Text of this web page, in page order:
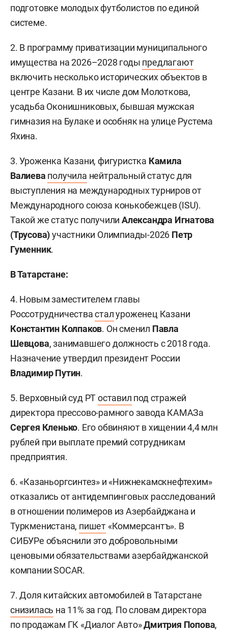
подготовке молодых футболистов по единой
системе.
2. В программу приватизации муниципального
имущества на 2026–2028 годы предлагают
включить несколько исторических объектов в
центре Казани. В их числе дом Молоткова,
усадьба Оконишниковых, бывшая мужская
гимназия на Булаке и особняк на улице Рустема
Яхина.
3. Уроженка Казани, фигуристка Камила
Валиева получила нейтральный статус для
выступления на международных турниров от
Международного союза конькобежцев (ISU).
Такой же статус получилиАлександра Игнатова
(Трусова)участники Олимпиады-2026 Петр
Гуменник.
В Татарстане:
4. Новым заместителем главы
Россотрудничествасталуроженец Казани
Константин Колпаков. Он сменил Павла
Шевцова, занимавшего должность с 2018 года.
Назначение утвердил президент России
Владимир Путин.
5. Верховный суд РТоставил под стражей
директора прессово-рамного завода КАМАЗа
Сергея Кленько. Его обвиняют в хищении 4,4 млн
рублей при выплате премий сотрудникам
предприятия.
6. «Казаньоргсинтез» и «Нижнекамскнефтехим»
отказались от антидемпинговых расследований
в отношении полимеров из Азербайджана и
Туркменистана, пишет «Коммерсантъ». В
СИБУРе объяснили это добровольными
ценовыми обязательствами азербайджанской
компании SOCAR.
7. Доля китайских автомобилей в Татарстане
снизилась на 11% за год. По словам директора
по продажам ГК «Диалог Авто»Дмитрия Попова,